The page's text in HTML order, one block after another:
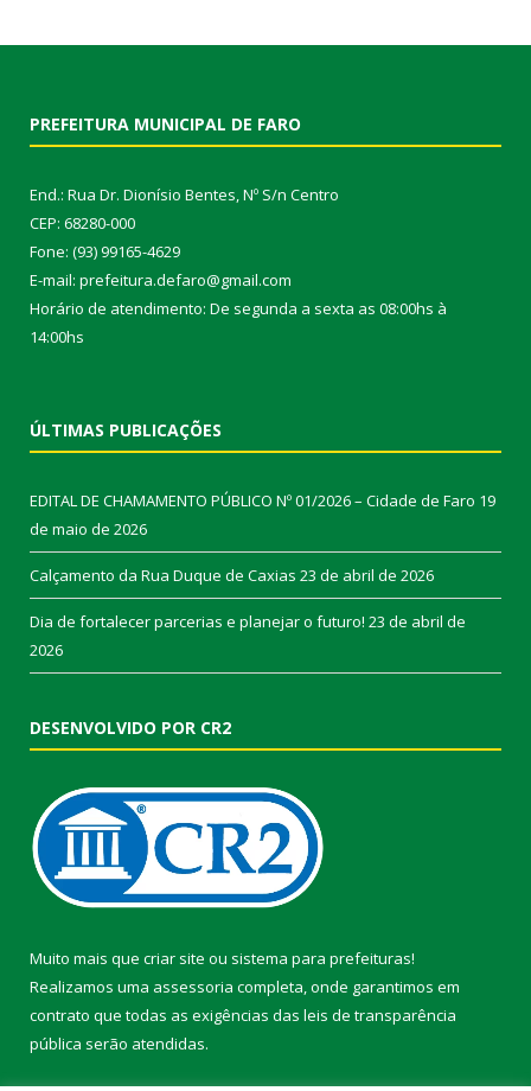
PREFEITURA MUNICIPAL DE FARO
End.: Rua Dr. Dionísio Bentes, Nº S/n Centro
CEP: 68280-000
Fone: (93) 99165-4629
E-mail: prefeitura.defaro@gmail.com
Horário de atendimento: De segunda a sexta as 08:00hs à
14:00hs
ÚLTIMAS PUBLICAÇÕES
EDITAL DE CHAMAMENTO PÚBLICO Nº 01/2026 – Cidade de Faro 19
de maio de 2026
Calçamento da Rua Duque de Caxias 23 de abril de 2026
Dia de fortalecer parcerias e planejar o futuro! 23 de abril de
2026
DESENVOLVIDO POR CR2
Muito mais que criar site ou sistema para prefeituras!
Realizamos uma assessoria completa, onde garantimos em
contrato que todas as exigências das leis de transparência
pública serão atendidas.